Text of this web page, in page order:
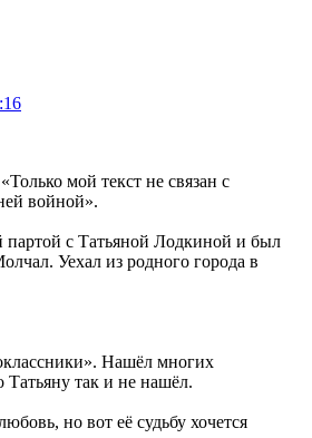
мой текст не связан с
войной».
партой с Татьяной Лодкиной и был
Уехал из родного города в
Нашёл многих
Татьяну так и не нашёл.
но вот её судьбу хочется